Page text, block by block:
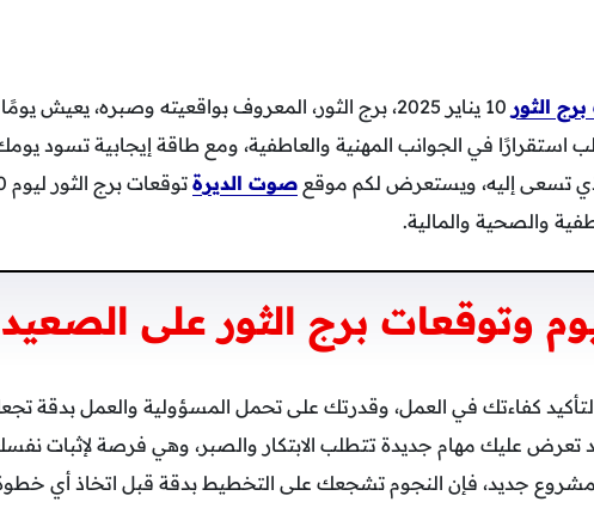
الثور
10 يناير 2025، برج الثور، المعروف بواقعيته وصبره، يعيش
استقرارًا في الجوانب المهنية والعاطفية، ومع طاقة إيجابية تسود
تسعى إليه، ويستعرض لكم موقع صوت الديرة
والصحية والمالية.
وتوقعات برج الثور على
كفاءتك في العمل، وقدرتك على تحمل المسؤولية والعمل بدقة
تعرض عليك مهام جديدة تتطلب الابتكار والصبر، وهي فرصة لإثبات
مشروع جديد، فإن النجوم تشجعك على التخطيط بدقة قبل اتخاذ أي